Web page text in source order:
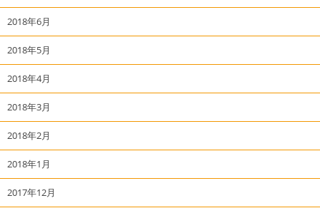
2018年6月
2018年5月
2018年4月
2018年3月
2018年2月
2018年1月
2017年12月